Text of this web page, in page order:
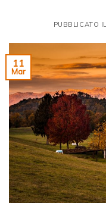
PUBBLICATO IL
11
Mar